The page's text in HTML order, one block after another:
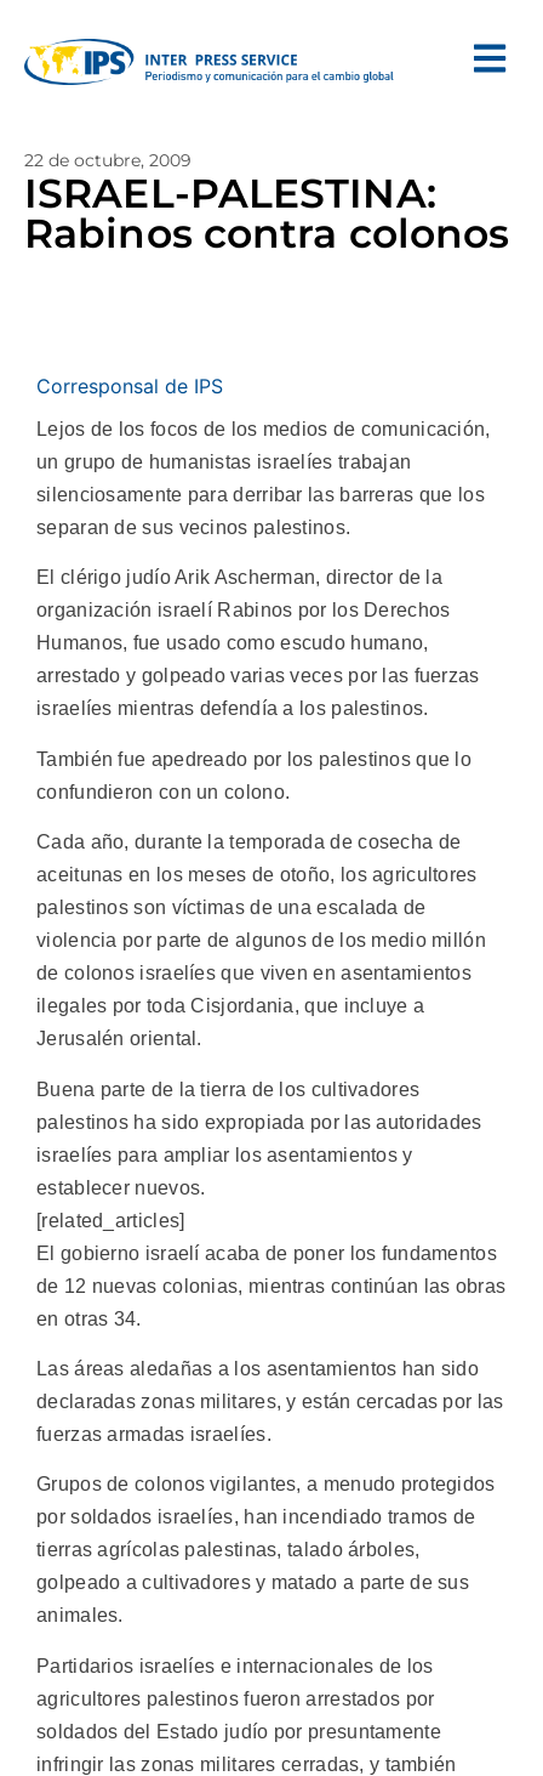
22 de octubre, 2009
ISRAEL-PALESTINA:
Rabinos contra colonos
Corresponsal de IPS
Lejos de los focos de los medios de comunicación,
un grupo de humanistas israelíes trabajan
silenciosamente para derribar las barreras que los
separan de sus vecinos palestinos.
El clérigo judío Arik Ascherman, director de la
organización israelí Rabinos por los Derechos
Humanos, fue usado como escudo humano,
arrestado y golpeado varias veces por las fuerzas
israelíes mientras defendía a los palestinos.
También fue apedreado por los palestinos que lo
confundieron con un colono.
Cada año, durante la temporada de cosecha de
aceitunas en los meses de otoño, los agricultores
palestinos son víctimas de una escalada de
violencia por parte de algunos de los medio millón
de colonos israelíes que viven en asentamientos
ilegales por toda Cisjordania, que incluye a
Jerusalén oriental.
Buena parte de la tierra de los cultivadores
palestinos ha sido expropiada por las autoridades
israelíes para ampliar los asentamientos y
establecer nuevos.
[related_articles]
El gobierno israelí acaba de poner los fundamentos
de 12 nuevas colonias, mientras continúan las obras
en otras 34.
Las áreas aledañas a los asentamientos han sido
declaradas zonas militares, y están cercadas por las
fuerzas armadas israelíes.
Grupos de colonos vigilantes, a menudo protegidos
por soldados israelíes, han incendiado tramos de
tierras agrícolas palestinas, talado árboles,
golpeado a cultivadores y matado a parte de sus
animales.
Partidarios israelíes e internacionales de los
agricultores palestinos fueron arrestados por
soldados del Estado judío por presuntamente
infringir las zonas militares cerradas, y también